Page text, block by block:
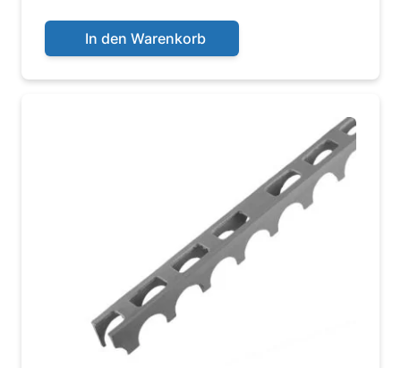
In den Warenkorb